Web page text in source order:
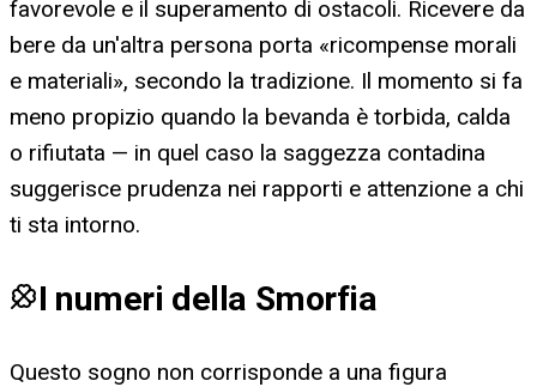
favorevole e il superamento di ostacoli. Ricevere da
bere da un'altra persona porta «ricompense morali
e materiali», secondo la tradizione. Il momento si fa
meno propizio quando la bevanda è torbida, calda
o rifiutata — in quel caso la saggezza contadina
suggerisce prudenza nei rapporti e attenzione a chi
ti sta intorno.
I numeri della Smorfia
Questo sogno non corrisponde a una figura